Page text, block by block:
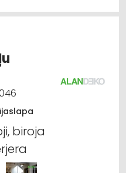
biroja